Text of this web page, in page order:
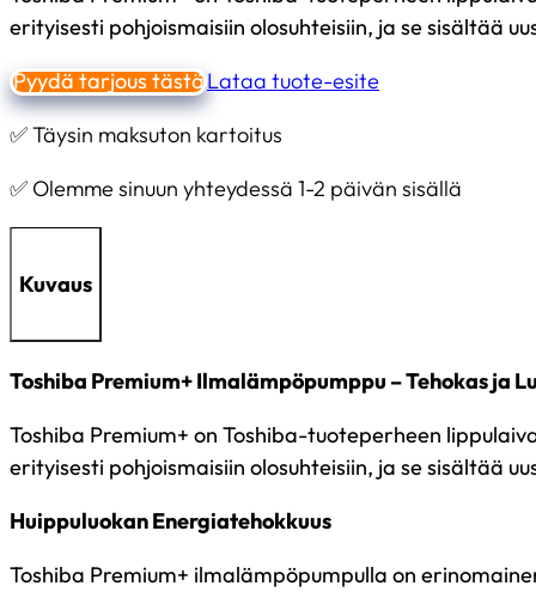
erityisesti pohjoismaisiin olosuhteisiin, ja se sisältää
Pyydä tarjous tästäLataa tuote-esite
✅ Täysin maksuton kartoitus
✅ Olemme sinuun yhteydessä 1-2 päivän sisällä
Kuvaus
Toshiba Premium+ Ilmalämpöpumppu – Tehokas ja
Toshiba Premium+ on Toshiba-tuoteperheen
erityisesti pohjoismaisiin olosuhteisiin, ja se sisältää
Huippuluokan Energiatehokkuus
Toshiba Premium+ ilmalämpöpumpulla on